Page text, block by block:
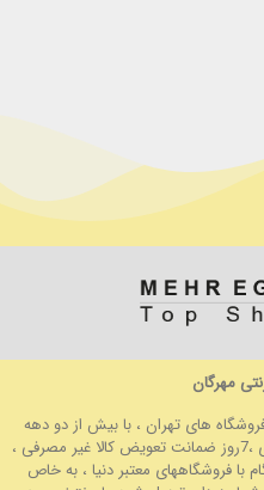
مهرگان
های تهران ، با بیش از دو دهه
تجربه ، با پایبندی به اصول رضایت مشتری ،7روز ضمانت تعویض کالا غیر مصرفی ،
با فروشگاههای معتبر دنیا ، به خاص